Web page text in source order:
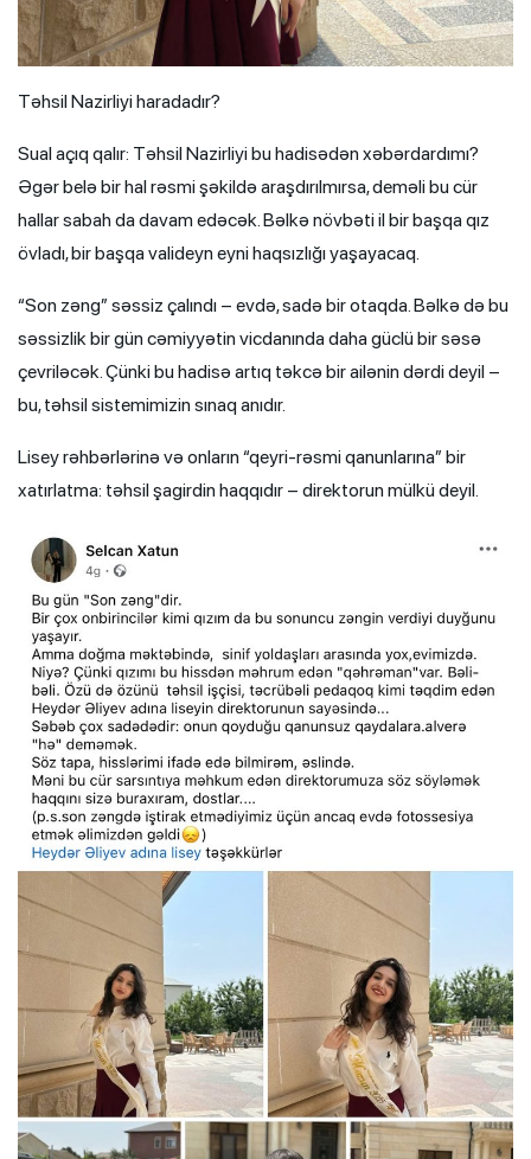
Təhsil Nazirliyi haradadır?
Sual açıq qalır: Təhsil Nazirliyi bu hadisədən xəbərdardımı?
Əgər belə bir hal rəsmi şəkildə araşdırılmırsa, deməli bu cür
hallar sabah da davam edəcək. Bəlkə növbəti il bir başqa qız
övladı, bir başqa valideyn eyni haqsızlığı yaşayacaq.
“Son zəng” səssiz çalındı – evdə, sadə bir otaqda. Bəlkə də bu
səssizlik bir gün cəmiyyətin vicdanında daha güclü bir səsə
çevriləcək. Çünki bu hadisə artıq təkcə bir ailənin dərdi deyil –
bu, təhsil sistemimizin sınaq anıdır.
Lisey rəhbərlərinə və onların “qeyri-rəsmi qanunlarına” bir
xatırlatma: təhsil şagirdin haqqıdır – direktorun mülkü deyil.